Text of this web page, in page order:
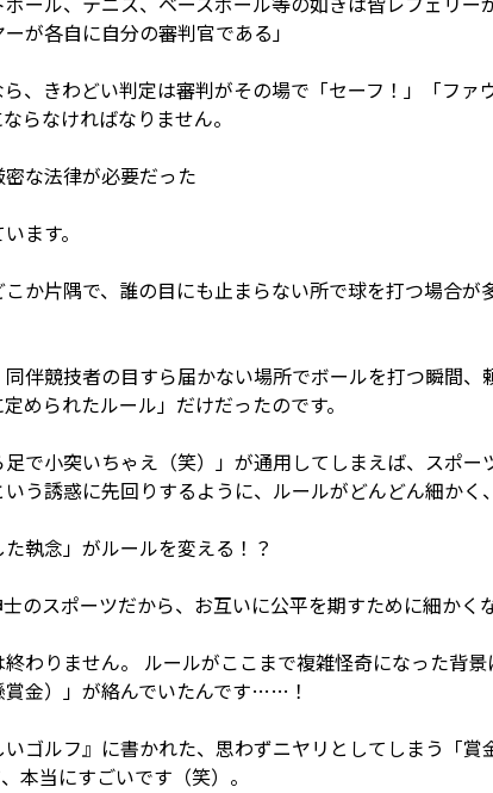
が各自に自分の審判官である」
、きわどい判定は審判がその場で「セーフ！」「フ
らなければなりません。
密な法律が必要だった
ます。
こか片隅で、誰の目にも止まらない所で球を打つ場合
伴競技者の目すら届かない場所でボールを打つ瞬間
められたルール」だけだったのです。
足で小突いちゃえ（笑）」が通用してしまえば、スポ
う誘惑に先回りするように、ルールがどんどん細かく
執念」がルールを変える！？
のスポーツだから、お互いに公平を期すために細かく
わりません。 ルールがここまで複雑怪奇になった背
金）」が絡んでいたんです……！
ゴルフ』に書かれた、思わずニヤリとしてしまう「
本当にすごいです（笑）。